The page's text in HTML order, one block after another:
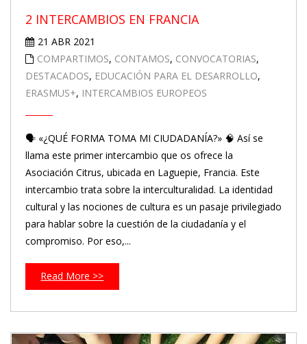
2 INTERCAMBIOS EN FRANCIA
21 ABR 2021
COMPARTIMOS, CONTAMOS, CONVOCATORIAS,
DESTACADOS, EDUCACIÓN PARA EL DESARROLLO,
ERASMUS+, INTERCAMBIOS EUROPEOS
🗣️ «¿QUÉ FORMA TOMA MI CIUDADANÍA?» 🧠 Así se
llama este primer intercambio que os ofrece la
Asociación Citrus, ubicada en Laguepie, Francia. Este
intercambio trata sobre la interculturalidad. La identidad
cultural y las nociones de cultura es un pasaje privilegiado
para hablar sobre la cuestión de la ciudadanía y el
compromiso. Por eso,...
Read More >>